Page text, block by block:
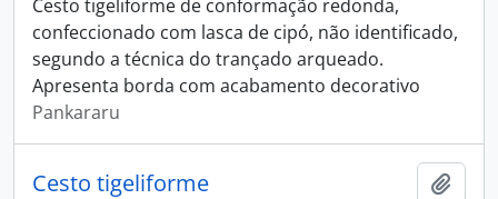
Cesto tigeliforme de conformação redonda,
confeccionado com lasca de cipó, não identificado,
segundo a técnica do trançado arqueado.
Apresenta borda com acabamento decorativo
Pankararu
Cesto tigeliforme